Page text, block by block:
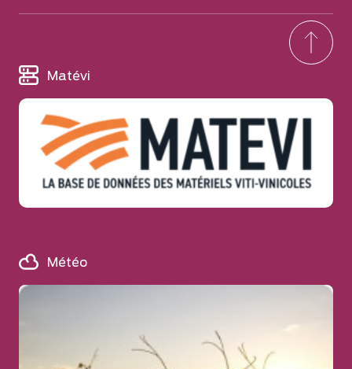
Matévi
Météo